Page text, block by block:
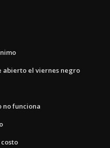
abierto el viernes negro
no funciona